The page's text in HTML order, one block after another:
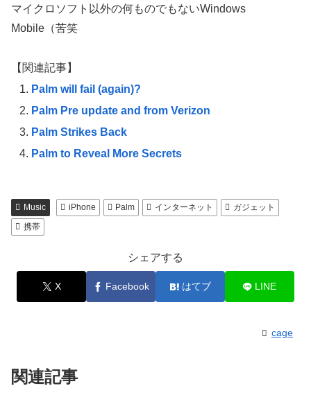
マイクロソフト以外の何ものでもないWindows
Mobile（苦笑
【関連記事】
Palm will fail (again)?
Palm Pre update and from Verizon
Palm Strikes Back
Palm to Reveal More Secrets
Music iPhone Palm インターネット
ガジェット
携帯
シェアする
X Facebook はてブ LINE
cage
関連記事